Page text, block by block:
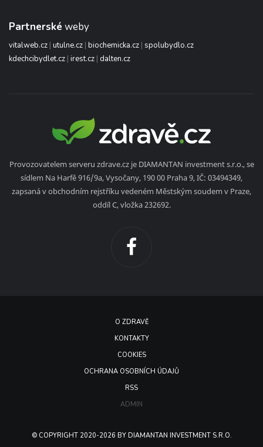
Partnerské weby
vitalweb.cz | utulne.cz | biochemicka.cz | spolubydlo.cz
kdechcibydlet.cz | irest.cz | dalten.cz
Provozovatelem serveru zdrave.cz je DIAMANTAN investment s.r.o., se
sídlem Na Harfě 916/9a, Vysočany, 190 00 Praha 9, IČ: 03494349,
zapsaná v obchodním rejstříku vedeném Městským soudem v Praze,
oddíl C, vložka 232692.
O ZDRAVĚ
KONTAKTY
COOKIES
OCHRANA OSOBNÍCH ÚDAJŮ
RSS
ADMIN
© COPYRIGHT 2020-2026 BY DIAMANTAN INVESTMENT S.R.O.